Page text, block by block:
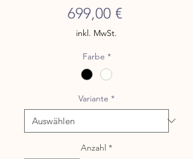
699,00 €
inkl. MwSt.
Farbe *
Variante *
Anzahl *